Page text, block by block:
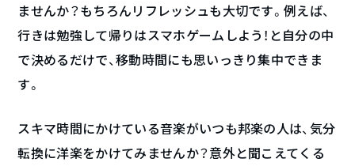
ませんか？もちろんリフレッシュも大切です。例えば、
行きは勉強して帰りはスマホゲームしよう！と自分の中
で決めるだけで、移動時間にも思いっきり集中できま
す。
スキマ時間にかけている音楽がいつも邦楽の人は、気分
転換に洋楽をかけてみませんか？意外と聞こえてくる